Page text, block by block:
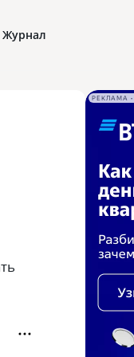
Журнал
РЕКЛАМА •